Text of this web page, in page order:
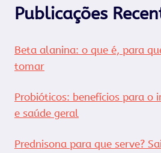
Publicações
Beta alanina: o que é, para
tomar
Probióticos: benefícios para o
e saúde geral
Prednisona para que serve?